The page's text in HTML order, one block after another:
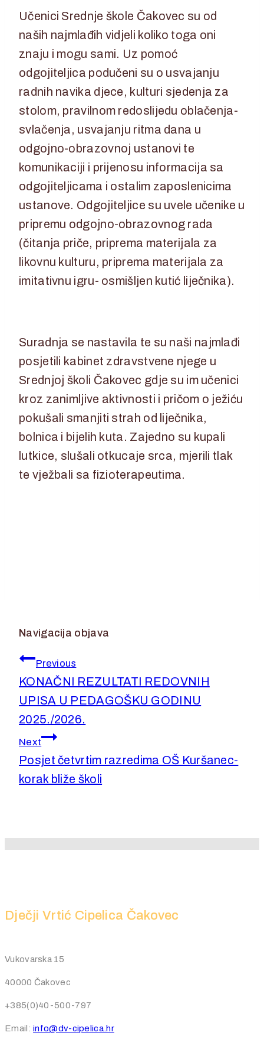
Učenici Srednje škole Čakovec su od
naših najmlađih vidjeli koliko toga oni
znaju i mogu sami. Uz pomoć
odgojiteljica podučeni su o usvajanju
radnih navika djece, kulturi sjedenja za
stolom, pravilnom redoslijedu oblačenja-
svlačenja, usvajanju ritma dana u
odgojno-obrazovnoj ustanovi te
komunikaciji i prijenosu informacija sa
odgojiteljicama i ostalim zaposlenicima
ustanove. Odgojiteljice su uvele učenike u
pripremu odgojno-obrazovnog rada
(čitanja priče, priprema materijala za
likovnu kulturu, priprema materijala za
imitativnu igru- osmišljen kutić liječnika).
Suradnja se nastavila te su naši najmlađi
posjetili kabinet zdravstvene njege u
Srednjoj školi Čakovec gdje su im učenici
kroz zanimljive aktivnosti i pričom o ježiću
pokušali smanjiti strah od liječnika,
bolnica i bijelih kuta. Zajedno su kupali
lutkice, slušali otkucaje srca, mjerili tlak
te vježbali sa fizioterapeutima.
Navigacija objava
Previous
KONAČNI REZULTATI REDOVNIH
UPISA U PEDAGOŠKU GODINU
2025./2026.
Next
Posjet četvrtim razredima OŠ Kuršanec-
korak bliže školi
Dječji Vrtić Cipelica Čakovec
Vukovarska 15
40000 Čakovec
+385(0)40-500-797
Email:info@dv-cipelica.hr